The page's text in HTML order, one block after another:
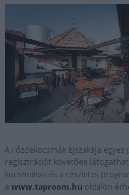
A Főzdekocsmák Éjszakája
regisztrációt követően
kocsmakvíz és a részletes
a www.taproom.hu oldalon